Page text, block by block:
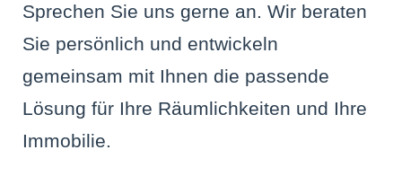
Sprechen Sie uns gerne an. Wir beraten
Sie persönlich und entwickeln
gemeinsam mit Ihnen die passende
Lösung für Ihre Räumlichkeiten und Ihre
Immobilie.